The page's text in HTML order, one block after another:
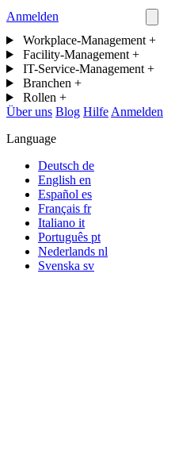
Anmelden
Workplace-Management +
Facility-Management +
IT-Service-Management +
Branchen +
Rollen +
Über uns Blog Hilfe Anmelden
Language
Deutsch de
English en
Español es
Français fr
Italiano it
Português pt
Nederlands nl
Svenska sv